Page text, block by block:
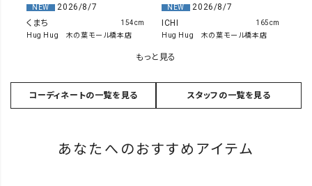
NEW
2026/8/7
くまち
Hug Hug 木の葉モール橋本店
154cm
NEW
2026/8/7
ICHI
Hug Hug 木の葉モール橋本店
165cm
もっと見る
コーディネートの一覧を見る スタッフの一覧を見る
あなたへのおすすめアイテム